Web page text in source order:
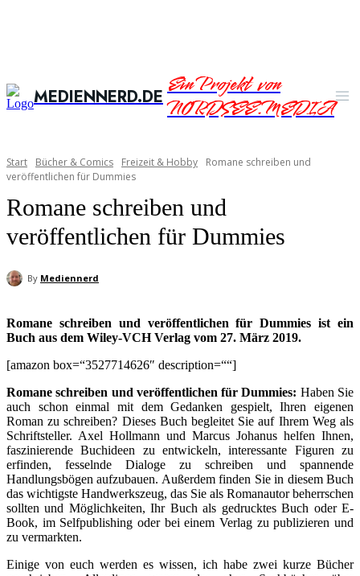
MEDIENNERD.DEEin Projekt von
NORDSEE.MEDIA
Start Bücher & Comics Freizeit & Hobby
Romane schreiben und
veröffentlichen für Dummies
Romane schreiben und
veröffentlichen für Dummies
By Mediennerd
Romane schreiben und veröffentlichen für Dummies ist ein
Buch aus dem Wiley-VCH Verlag vom 27. März 2019.
[amazon box=“3527714626″ description=““]
Romane schreiben und veröffentlichen für Dummies: Haben Sie
auch schon einmal mit dem Gedanken gespielt, Ihren eigenen
Roman zu schreiben? Dieses Buch begleitet Sie auf Ihrem Weg als
Schriftsteller. Axel Hollmann und Marcus Johanus helfen Ihnen,
faszinierende Buchideen zu entwickeln, interessante Figuren zu
erfinden, fesselnde Dialoge zu schreiben und spannende
Handlungsbögen aufzubauen. Außerdem finden Sie in diesem Buch
das wichtigste Handwerkszeug, das Sie als Romanautor beherrschen
sollten und Möglichkeiten, Ihr Buch als gedrucktes Buch oder E-
Book, im Selfpublishing oder bei einem Verlag zu publizieren und
zu vermarkten.
Einige von euch werden es wissen, ich habe zwei kurze Bücher